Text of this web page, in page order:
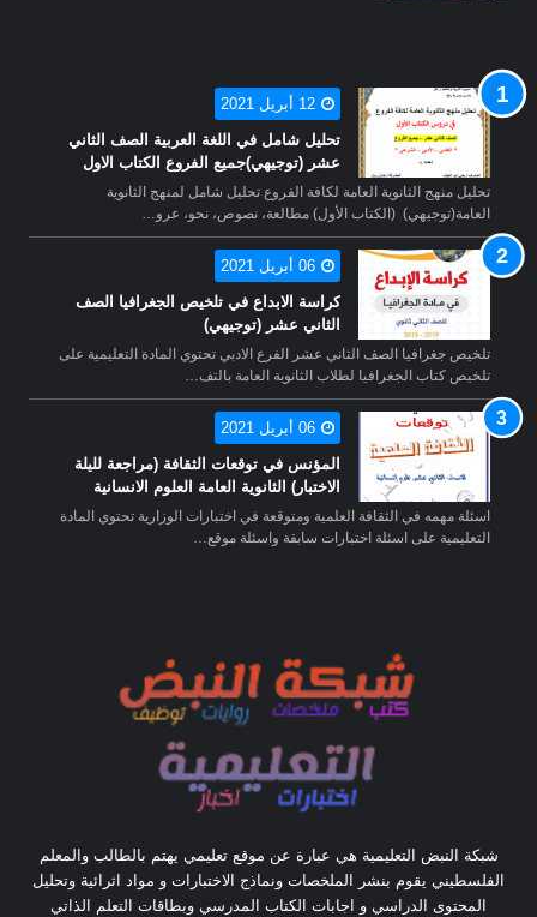
12 أبريل 2021
تحليل شامل في اللغة العربية الصف الثاني
عشر (توجيهي)جميع الفروع الكتاب الاول
تحليل منهج الثانوية العامة لكافة الفروع تحليل شامل لمنهج الثانوية
العامة(توجيهي) (الكتاب الأول) مطالعة، نصوص، نحو، عرو…
06 أبريل 2021
كراسة الابداع في تلخيص الجغرافيا الصف
الثاني عشر (توجيهي)
تلخيص جغرافيا الصف الثاني عشر الفرع الادبي تحتوي المادة التعليمية على
تلخيص كتاب الجغرافيا لطلاب الثانوية العامة بالتف…
06 أبريل 2021
المؤنس في توقعات الثقافة (مراجعة لليلة
الاختبار) الثانوية العامة العلوم الانسانية
اسئلة مهمه في الثقافة العلمية ومتوقعة في اختبارات الوزارية تحتوي المادة
التعليمية على اسئلة اختبارات سابقة واسئلة موقع…
شبكة النبض التعليمية هي عبارة عن موقع تعليمي يهتم بالطالب والمعلم
الفلسطيني يقوم بنشر الملخصات ونماذج الاختبارات و مواد اثرائية وتحليل
المحتوى الدراسي و اجابات الكتاب المدرسي وبطاقات التعلم الذاتي